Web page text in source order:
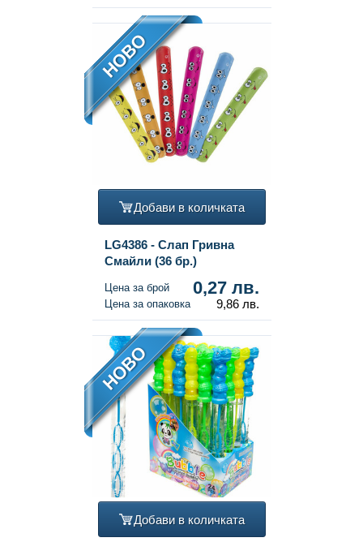
НОВО
Добави в количката
LG4386 - Слап Гривна
Смайли (36 бр.)
Цена за брой 0,27 лв.
Цена за опаковка 9,86 лв.
НОВО
Добави в количката